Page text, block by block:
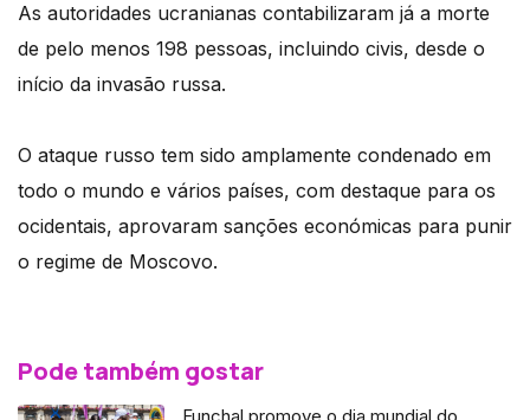
As autoridades ucranianas contabilizaram já a morte
de pelo menos 198 pessoas, incluindo civis, desde o
início da invasão russa.
O ataque russo tem sido amplamente condenado em
todo o mundo e vários países, com destaque para os
ocidentais, aprovaram sanções económicas para punir
o regime de Moscovo.
Pode também gostar